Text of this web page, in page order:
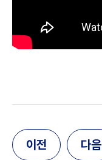
이전 다음